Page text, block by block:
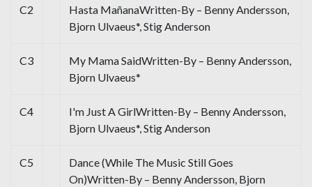
C2
Hasta MañanaWritten-By – Benny Andersson,
Bjorn Ulvaeus*, Stig Anderson
C3
My Mama SaidWritten-By – Benny Andersson,
Bjorn Ulvaeus*
C4
I'm Just A GirlWritten-By – Benny Andersson,
Bjorn Ulvaeus*, Stig Anderson
C5
Dance (While The Music Still Goes
On)Written-By – Benny Andersson, Bjorn